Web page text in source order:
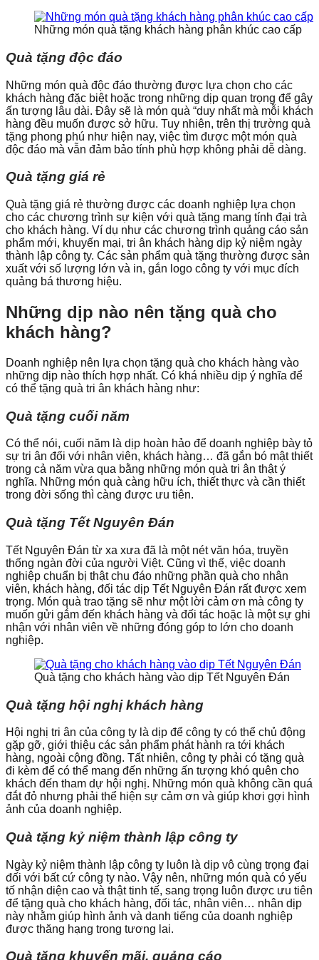
Những món quà tặng khách hàng phân khúc cao cấp
Quà tặng độc đáo
Những món quà độc đáo thường được lựa chọn cho các
khách hàng đặc biệt hoặc trong những dịp quan trọng để gây
ấn tượng lâu dài. Đây sẽ là món quà “duy nhất mà mỗi khách
hàng đều muốn được sở hữu. Tuy nhiên, trên thị trường quà
tặng phong phú như hiện nay, việc tìm được một món quà
độc đáo mà vẫn đảm bảo tính phù hợp không phải dễ dàng.
Quà tặng giá rẻ
Quà tặng giá rẻ thường được các doanh nghiệp lựa chọn
cho các chương trình sự kiện với quà tặng mang tính đại trà
cho khách hàng. Ví dụ như các chương trình quảng cáo sản
phẩm mới, khuyến mại, tri ân khách hàng dịp kỷ niệm ngày
thành lập công ty. Các sản phẩm quà tặng thường được sản
xuất với số lượng lớn và in, gắn logo công ty với mục đích
quảng bá thương hiệu.
Những dịp nào nên tặng quà cho
khách hàng?
Doanh nghiệp nên lựa chọn tặng quà cho khách hàng vào
những dịp nào thích hợp nhất. Có khá nhiều dịp ý nghĩa để
có thể tặng quà tri ân khách hàng như:
Quà tặng cuối năm
Có thể nói, cuối năm là dịp hoàn hảo để doanh nghiệp bày tỏ
sự tri ân đối với nhân viên, khách hàng… đã gắn bó mật thiết
trong cả năm vừa qua bằng những món quà tri ân thật ý
nghĩa. Những món quà càng hữu ích, thiết thực và cần thiết
trong đời sống thì càng được ưu tiên.
Quà tặng Tết Nguyên Đán
Tết Nguyên Đán từ xa xưa đã là một nét văn hóa, truyền
thống ngàn đời của người Việt. Cũng vì thế, việc doanh
nghiệp chuẩn bị thật chu đáo những phần quà cho nhân
viên, khách hàng, đối tác dịp Tết Nguyên Đán rất được xem
trọng. Món quà trao tặng sẽ như một lời cảm ơn mà công ty
muốn gửi gắm đến khách hàng và đối tác hoặc là một sự ghi
nhận với nhân viên về những đóng góp to lớn cho doanh
nghiệp.
Quà tặng cho khách hàng vào dịp Tết Nguyên Đán
Quà tặng hội nghị khách hàng
Hội nghị tri ân của công ty là dịp để công ty có thể chủ động
gặp gỡ, giới thiệu các sản phẩm phát hành ra tới khách
hàng, ngoài cộng đồng. Tất nhiên, công ty phải có tặng quà
đi kèm để có thể mang đến những ấn tượng khó quên cho
khách đến tham dự hội nghị. Những món quà không cần quá
đắt đỏ nhưng phải thể hiện sự cảm ơn và giúp khơi gợi hình
ảnh của doanh nghiệp.
Quà tặng kỷ niệm thành lập công ty
Ngày kỷ niệm thành lập công ty luôn là dịp vô cùng trọng đại
đối với bất cứ công ty nào. Vậy nên, những món quà có yếu
tố nhận diện cao và thật tinh tế, sang trọng luôn được ưu tiên
để tặng quà cho khách hàng, đối tác, nhân viên… nhân dịp
này nhằm giúp hình ảnh và danh tiếng của doanh nghiệp
được thăng hạng trong tương lai.
Quà tặng khuyến mãi, quảng cáo